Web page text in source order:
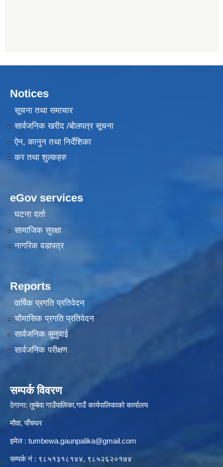
Notices
सूचना तथा समाचार
सार्वजनिक खरीद /बोलपत्र सूचना
ऐन, कानुन तथा निर्देशिका
कर तथा शुल्कहरु
eGov services
घटना दर्ता
सामाजिक सुरक्षा
नागरिक वडापत्र
Reports
वार्षिक प्रगति प्रतिवेदन
चौमासिक प्रगति प्रतिवेदन
सार्वजनिक सुनुवाई
सार्वजनिक परीक्षण
सम्पर्क विवरण
ठेगाना: तुम्बेवा गाउँपालिका,गाउँ कार्यपालिकाको कार्यालय
मौवा, पाँचथर
इमेल : tumbewa.gaunpalika@gmail.com
सम्पर्क नं : ९८५१३१८१४४, ९८५२६२०१७४